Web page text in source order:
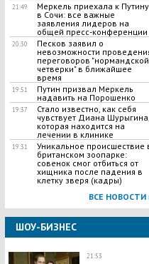
21:49
Меркель приехала к Путину
в Сочи: все важные
заявления лидеров на
общей пресс-конференции
20:30
Песков заявил о
невозможности
переговоров "нормандской
четверки" в ближайшее
время
19:51
Путин призвал Меркель
надавить на Порошенко
19:37
Стало известно, как себя
чувствует Диана Шурыгина,
которая находится на
лечении в клинике
19:31
Уникальное происшествие
британском зоопарке:
совенок смог отбиться от
хищника после падения в
клетку зверя (кадры)
ВСЕ НОВОСТИ
ШОУ-БИЗНЕС
21:53